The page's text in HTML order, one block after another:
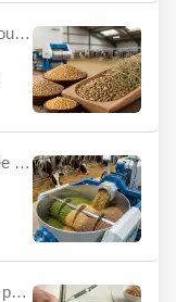
Techniques de préparation de rations pour débutants
Qu'est-ce que la Ration Totale Mélangée (RTM) pour les Débutants ?
Guide de calcul des coûts alimentaires pour débutants